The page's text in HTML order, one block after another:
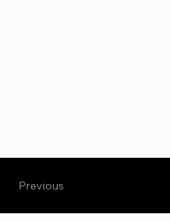
Previous